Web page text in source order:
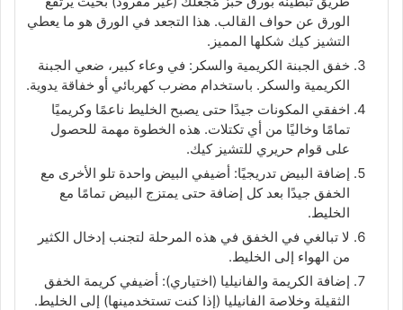
الورق عن حواف القالب. هذا التجعد في الورق هو ما يعطي
التشيز كيك شكلها المميز.
خفق الجبنة الكريمية والسكر: في وعاء كبير، ضعي الجبنة
الكريمية والسكر. باستخدام مضرب كهربائي أو خفاقة يدوية.
اخفقي المكونات جيدًا حتى يصبح الخليط ناعمًا وكريميًا
تمامًا وخاليًا من أي تكتلات. هذه الخطوة مهمة للحصول
على قوام حريري للتشيز كيك.
إضافة البيض تدريجيًا: أضيفي البيض واحدة تلو الأخرى مع
الخفق جيدًا بعد كل إضافة حتى يمتزج البيض تمامًا مع
الخليط.
لا تبالغي في الخفق في هذه المرحلة لتجنب إدخال الكثير
من الهواء إلى الخليط.
إضافة الكريمة والفانيليا (اختياري): أضيفي كريمة الخفق
الثقيلة وخلاصة الفانيليا (إذا كنت تستخدمينها) إلى الخليط.